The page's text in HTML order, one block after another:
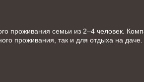
проживания семьи из 2–4 человек.
проживания, так и для отдыха на даче.